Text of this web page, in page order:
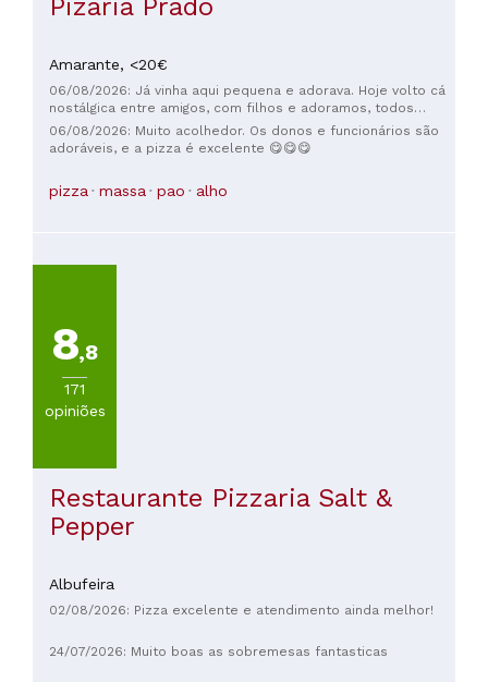
Pizaria Prado
Amarante, <20€
06/08/2026: Já vinha aqui pequena e adorava. Hoje volto cá
nostálgica entre amigos, com filhos e adoramos, todos
gostaram. Equipa muito simpática e atenciosa. Parabéns à
todos
06/08/2026: Muito acolhedor. Os donos e funcionários são
adoráveis, e a pizza é excelente 😋😋😋
pizza massa pao alho
8,8
171
opiniões
Restaurante Pizzaria Salt &
Pepper
Albufeira
02/08/2026: Pizza excelente e atendimento ainda melhor!
24/07/2026: Muito boas as sobremesas fantasticas